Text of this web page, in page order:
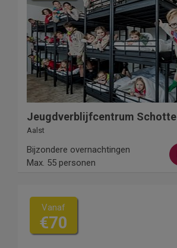
Jeugdverblijfcentrum Schotte
Aalst
Bijzondere overnachtingen
Max. 55 personen
Vanaf
€70